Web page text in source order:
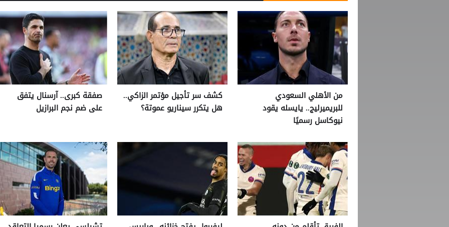
من الأهلي السعودي
للبريميرليج.. يايسله يقود
نيوكاسل رسميًا
كشف سر تأجيل مؤتمر الزاكي..
هل يتكرر سيناريو عموتة؟
صفقة كبرى.. آرسنال يتفق
على ضم نجم البرازيل